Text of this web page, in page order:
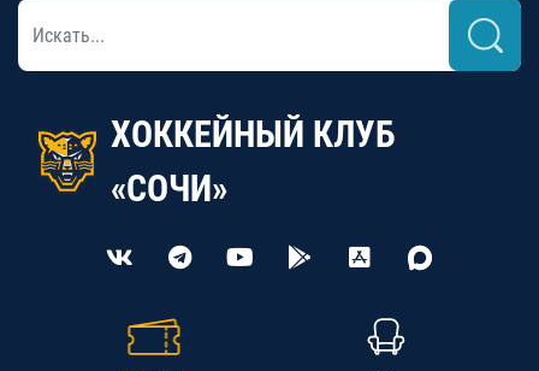
ХОККЕЙНЫЙ КЛУБ
«СОЧИ»